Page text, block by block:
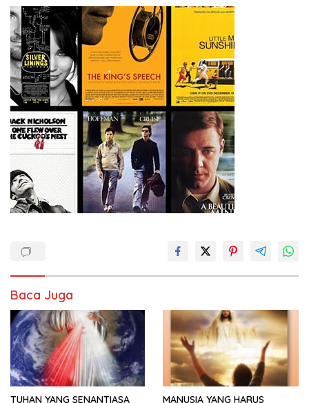
Baca Juga
TUHAN YANG SENANTIASA
MANUSIA YANG HARUS